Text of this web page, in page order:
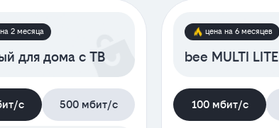
2 месяца
для дома с ТВ
с 500 мбит/с
цена на 6 месяцев
bee MULTI LITE
100 мбит/с